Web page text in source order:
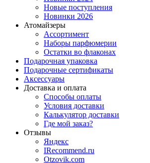
Новые поступления
Новинки 2026
Атомайзеры
Ассортимент
Наборы парфюмерии
Остатки во флаконах
Подарочная упаковка
Подарочные сертификаты
Аксессуары
Доставка и оплата
Способы оплаты
Условия доставки
Калькулятор доставки
Где мой заказ?
Отзывы
Яндекс
IRecommend.ru
Otzovik.com